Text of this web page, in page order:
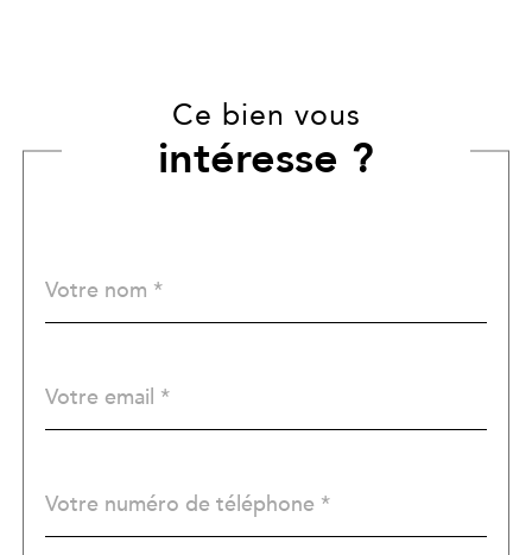
Ce bien vous
intéresse ?
par
*
*
*